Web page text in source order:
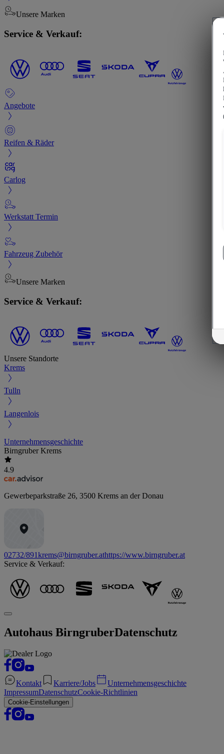
Unsere Marken
Service & Verkauf:
Angebote
Reifen & Räder
Carlog
Werkstatt Termin
Fahrzeug Zubehör
Unsere Marken
Service & Verkauf:
Unsere Standorte
Krems
Tulln
Langenlois
Unternehmensgeschichte
Birngruber Krems
4.9
Gewerbeparkstraße 26, 3500 Krems an der Donau
02732/891krems@birngruber.athttps://www.birngruber.at
Service & Verkauf:
Autohaus BirngruberDatenschutz
Kontakt Karriere/Jobs
Unternehmensgeschichte
ImpressumDatenschutzCookie-Richtlinien
Cookie-Einstellungen